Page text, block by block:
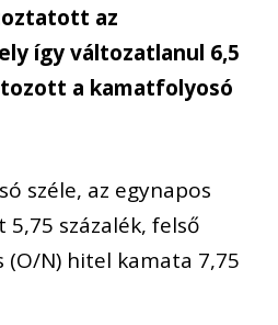
az
így változatlanul 6,5
a kamatfolyosó
széle, az egynapos
százalék, felső
(O/N) hitel kamata 7,75